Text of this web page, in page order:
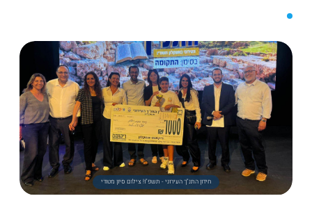
חידון התנ"ך העירוני - תשפ"ו! צילום סיון מטודי